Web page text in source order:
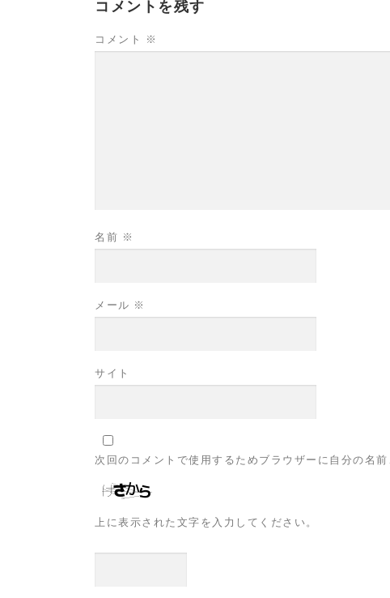
コメントを残す
コメント ※
名前 ※
メール ※
サイト
次回のコメントで使用するためブラウザーに自分の名
上に表示された文字を入力してください。